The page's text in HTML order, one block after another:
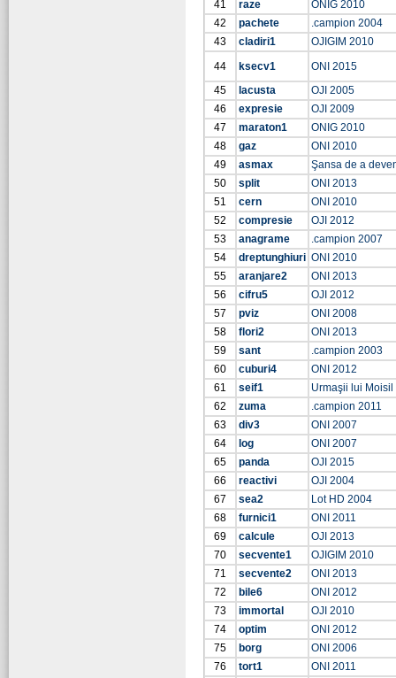
41
raze
ONIG 2010
42
pachete
.campion 2004
43
cladiri1
OJIGIM 2010
44
ksecv1
ONI 2015
45
lacusta
OJI 2005
46
expresie
OJI 2009
47
maraton1
ONIG 2010
48
gaz
ONI 2010
49
asmax
Şansa de a
50
split
ONI 2013
51
cern
ONI 2010
52
compresie
OJI 2012
53
anagrame
.campion 2007
54
dreptunghiuri ONI 2010
55
aranjare2
ONI 2013
56
cifru5
OJI 2012
57
pviz
ONI 2008
58
flori2
ONI 2013
59
sant
.campion 2003
60
cuburi4
ONI 2012
61
seif1
Urmaşii lui Moisil
62
zuma
.campion 2011
63
div3
ONI 2007
64
log
ONI 2007
65
panda
OJI 2015
66
reactivi
OJI 2004
67
sea2
Lot HD 2004
68
furnici1
ONI 2011
69
calcule
OJI 2013
70
secvente1
OJIGIM 2010
71
secvente2
ONI 2013
72
bile6
ONI 2012
73
immortal
OJI 2010
74
optim
ONI 2012
75
borg
ONI 2006
76
tort1
ONI 2011